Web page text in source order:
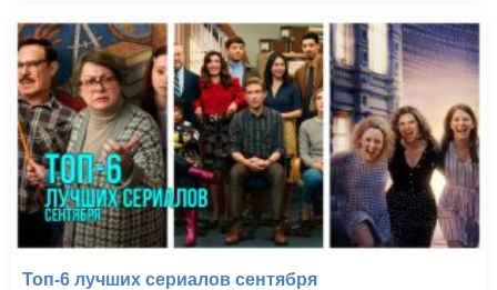
Топ-6 лучших сериалов сентября